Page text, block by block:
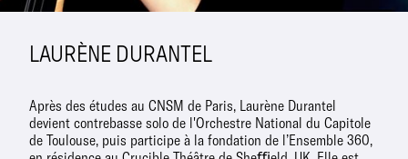
LAURÈNE DURANTEL
Après des études au CNSM de Paris, Laurène Durantel
devient contrebasse solo de l'Orchestre National du Capitole
de Toulouse, puis participe à la fondation de l’Ensemble 360,